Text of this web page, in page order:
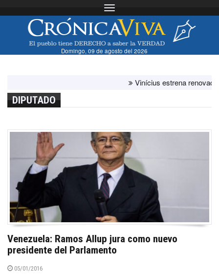
Toggle navigation
Domingo, 09 de agosto del 2026
Vinícius estrena renovación
DIPUTADO
Venezuela: Ramos Allup jura como nuevo
presidente del Parlamento
05/01/2016